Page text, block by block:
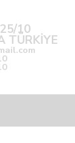
10
TÜRKİYE